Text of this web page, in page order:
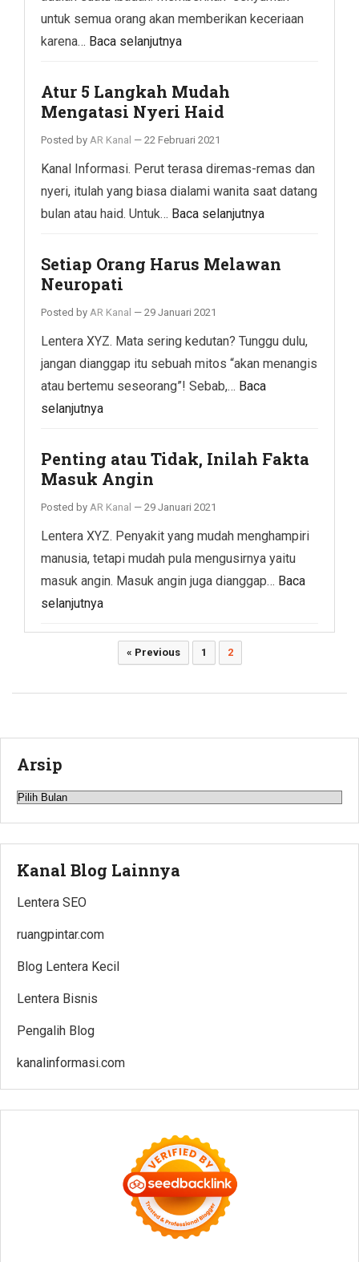
untuk semua orang akan memberikan keceriaan
karena… Baca selanjutnya
Atur 5 Langkah Mudah
Mengatasi Nyeri Haid
Posted by AR Kanal — 22 Februari 2021
Kanal Informasi. Perut terasa diremas-remas dan
nyeri, itulah yang biasa dialami wanita saat datang
bulan atau haid. Untuk… Baca selanjutnya
Setiap Orang Harus Melawan
Neuropati
Posted by AR Kanal — 29 Januari 2021
Lentera XYZ. Mata sering kedutan? Tunggu dulu,
jangan dianggap itu sebuah mitos “akan menangis
atau bertemu seseorang”! Sebab,… Baca
selanjutnya
Penting atau Tidak, Inilah Fakta
Masuk Angin
Posted by AR Kanal — 29 Januari 2021
Lentera XYZ. Penyakit yang mudah menghampiri
manusia, tetapi mudah pula mengusirnya yaitu
masuk angin. Masuk angin juga dianggap… Baca
selanjutnya
« Previous 1 2
Arsip
Arsip
Kanal Blog Lainnya
Lentera SEO
ruangpintar.com
Blog Lentera Kecil
Lentera Bisnis
Pengalih Blog
kanalinformasi.com